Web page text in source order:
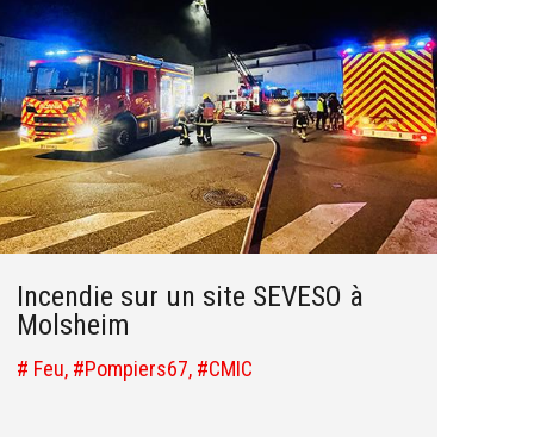
Incendie sur un site SEVESO à
Molsheim
# Feu, #Pompiers67, #CMIC